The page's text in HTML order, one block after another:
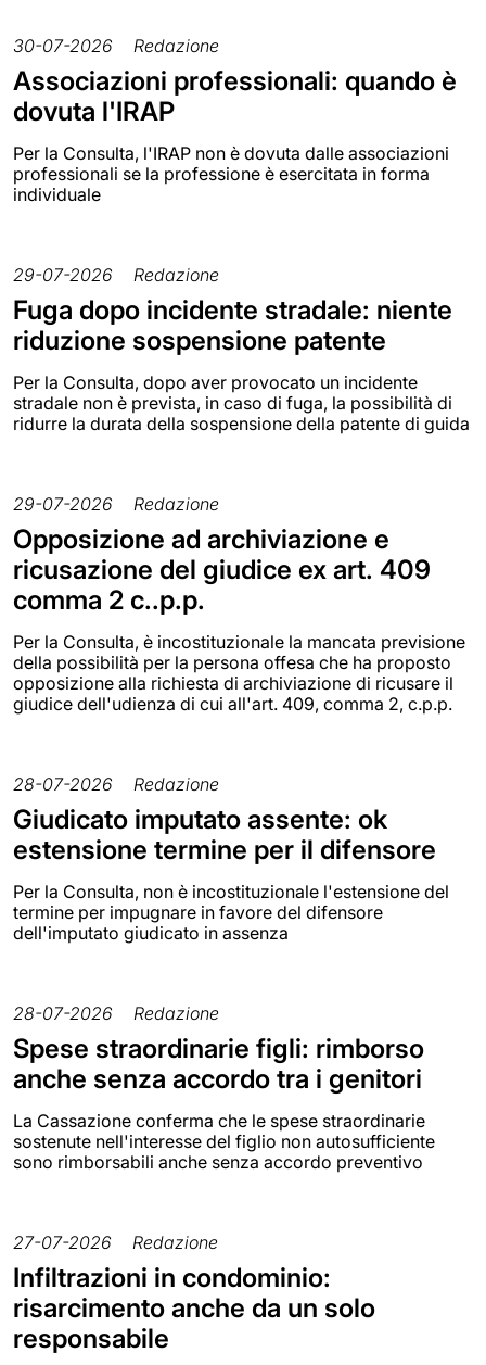
30-07-2026 Redazione
Associazioni professionali: quando è
dovuta l'IRAP
Per la Consulta, l'IRAP non è dovuta dalle associazioni
professionali se la professione è esercitata in forma
individuale
29-07-2026 Redazione
Fuga dopo incidente stradale: niente
riduzione sospensione patente
Per la Consulta, dopo aver provocato un incidente
stradale non è prevista, in caso di fuga, la possibilità di
ridurre la durata della sospensione della patente di guida
29-07-2026 Redazione
Opposizione ad archiviazione e
ricusazione del giudice ex art. 409
comma 2 c..p.p.
Per la Consulta, è incostituzionale la mancata previsione
della possibilità per la persona offesa che ha proposto
opposizione alla richiesta di archiviazione di ricusare il
giudice dell'udienza di cui all'art. 409, comma 2, c.p.p.
28-07-2026 Redazione
Giudicato imputato assente: ok
estensione termine per il difensore
Per la Consulta, non è incostituzionale l'estensione del
termine per impugnare in favore del difensore
dell'imputato giudicato in assenza
28-07-2026 Redazione
Spese straordinarie figli: rimborso
anche senza accordo tra i genitori
La Cassazione conferma che le spese straordinarie
sostenute nell'interesse del figlio non autosufficiente
sono rimborsabili anche senza accordo preventivo
27-07-2026 Redazione
Infiltrazioni in condominio:
risarcimento anche da un solo
responsabile